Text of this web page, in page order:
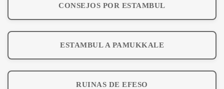
CONSEJOS POR ESTAMBUL
ESTAMBUL A PAMUKKALE
RUINAS DE EFESO